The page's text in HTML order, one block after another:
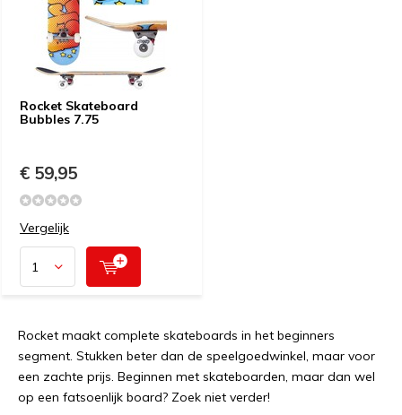
Rocket Skateboard
Bubbles 7.75
€ 59,95
Vergelijk
Rocket maakt complete skateboards in het beginners
segment. Stukken beter dan de speelgoedwinkel, maar voor
een zachte prijs. Beginnen met skateboarden, maar dan wel
op een fatsoenlijk board? Zoek niet verder!